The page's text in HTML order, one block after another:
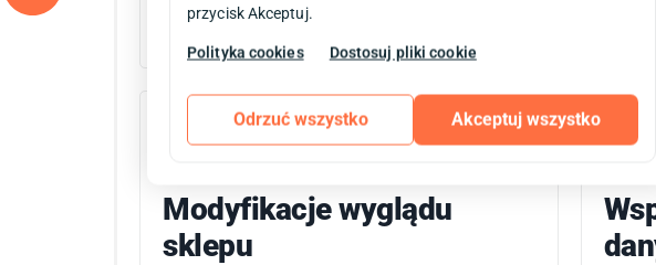
Modyfikacje wyglądu
sklepu
przycisk Akceptuj.
Polityka cookies Dostosuj pliki cookie
Odrzuć wszystko Akceptuj wszystko